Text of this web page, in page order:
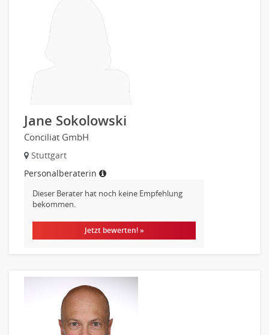
Jane Sokolowski
Conciliat GmbH
Stuttgart
Personalberaterin
Dieser Berater hat noch keine Empfehlung
bekommen.
Jetzt bewerten! »